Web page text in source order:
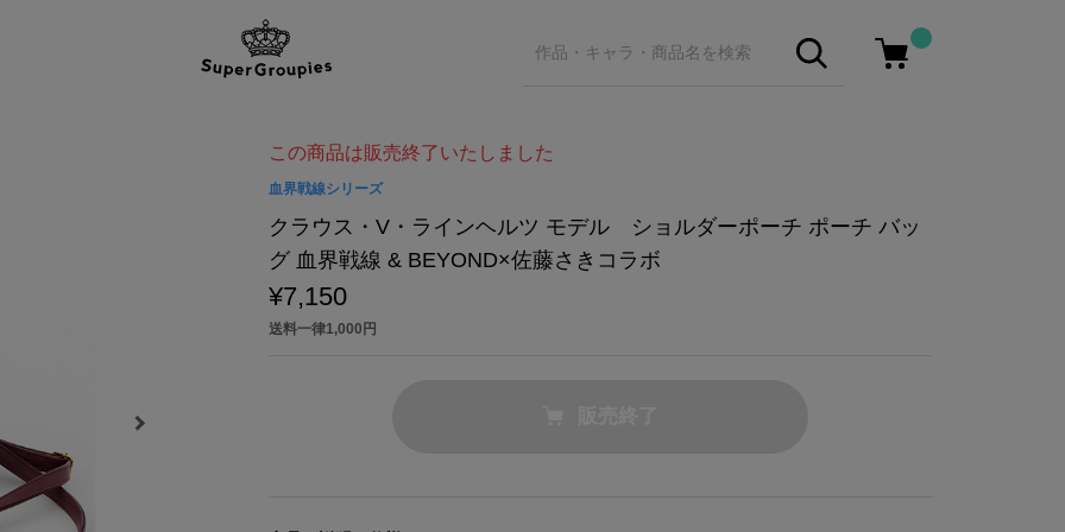
この商品は販売終了いたしました
血界戦線シリーズ
クラウス・V・ラインヘルツ モデル ショルダーポーチ ポーチ バッ
グ 血界戦線 & BEYOND×佐藤さきコラボ
¥7,150
送料一律1,000円